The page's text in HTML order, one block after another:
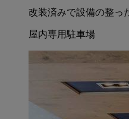
改装済みで設備の整っ
屋内専用駐車場